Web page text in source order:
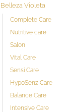
Belleza Violeta
Complete Care
Nutritive care
Salon
Vital Care
Sensi Care
HypoSenz Care
Balance Care
Intensive Care